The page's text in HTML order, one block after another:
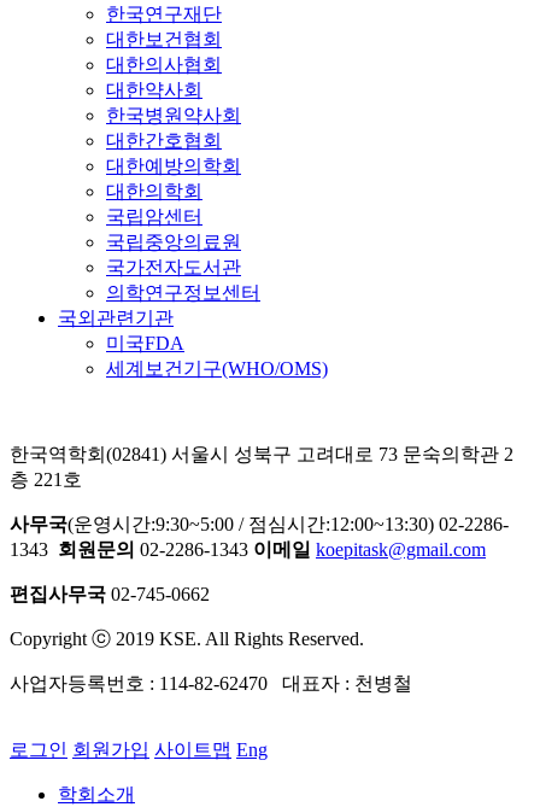
한국연구재단
대한보건협회
대한의사협회
대한약사회
한국병원약사회
대한간호협회
대한예방의학회
대한의학회
국립암센터
국립중앙의료원
국가전자도서관
의학연구정보센터
국외관련기관
미국FDA
세계보건기구(WHO/OMS)
한국역학회(02841) 서울시 성북구 고려대로 73 문숙의학관 2
층 221호
사무국(운영시간:9:30~5:00 / 점심시간:12:00~13:30) 02-2286-
1343 회원문의 02-2286-1343 이메일 koepitask@gmail.com
편집사무국 02-745-0662
Copyright ⓒ 2019 KSE. All Rights Reserved.
사업자등록번호 : 114-82-62470 대표자 : 천병철
로그인 회원가입 사이트맵 Eng
학회소개